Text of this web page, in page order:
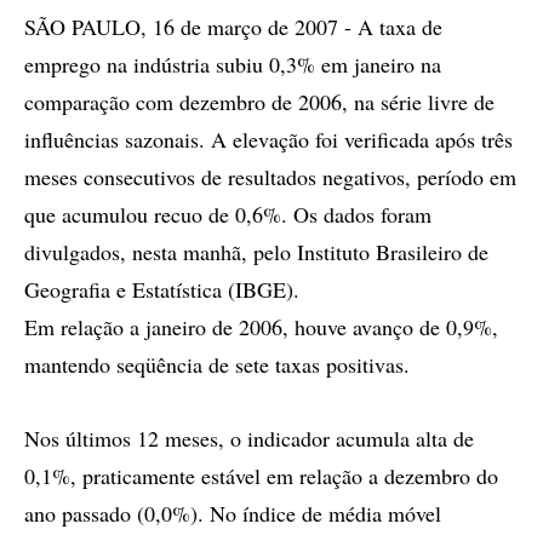
compartilhamento
SÃO PAULO, 16 de março de 2007 - A taxa de
emprego na indústria subiu 0,3% em janeiro na
comparação com dezembro de 2006, na série livre de
influências sazonais. A elevação foi verificada após três
meses consecutivos de resultados negativos, período em
que acumulou recuo de 0,6%. Os dados foram
divulgados, nesta manhã, pelo Instituto Brasileiro de
Geografia e Estatística (IBGE).
Em relação a janeiro de 2006, houve avanço de 0,9%,
mantendo seqüência de sete taxas positivas.
Nos últimos 12 meses, o indicador acumula alta de
0,1%, praticamente estável em relação a dezembro do
ano passado (0,0%). No índice de média móvel